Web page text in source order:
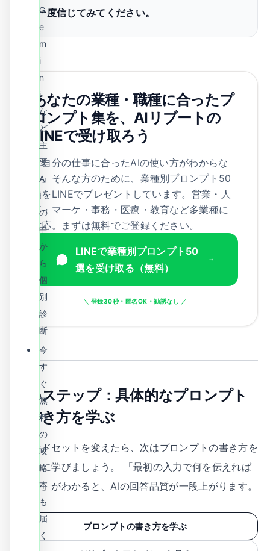
う一度信じてみてください。
あなたの業種・職種に合ったプ
ロンプト集を、AIリブートの
LINEで受け取ろう
「自分の仕事に合ったAIの使い方がわからな
い」そんな方のために、業種別プロンプト50
選をLINEでプレゼントしています。営業・人
事・マーケ・事務・医療・教育など多業種に
対応。まずは無料でご登録ください。
LINEで業種別プロンプト50
選を受け取る（無料）
＼ 登録30秒・匿名OK・勧誘なし ／
次のステップ：具体的なプロンプト
の書き方を学ぶ
マインドセットを変えたら、次はプロンプトの書き方を
体系的に学びましょう。 「最初の入力で何を伝えれば
いいか」がわかると、AIの回答品質が一段上がります。
プロンプトの書き方を学ぶ
G
e
m
i
n
i
な
ど
主
要
A
I
の
中
か
ら
個
別
診
断
今
す
ぐ
無
料
の
攻
略
本
も
届
く